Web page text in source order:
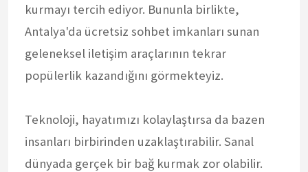
kurmayı tercih ediyor. Bununla birlikte,
Antalya'da ücretsiz sohbet imkanları sunan
geleneksel iletişim araçlarının tekrar
popülerlik kazandığını görmekteyiz.
Teknoloji, hayatımızı kolaylaştırsa da bazen
insanları birbirinden uzaklaştırabilir. Sanal
dünyada gerçek bir bağ kurmak zor olabilir.